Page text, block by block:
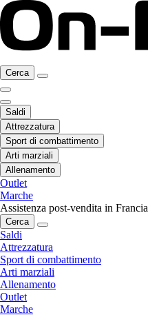
Cerca
Saldi
Attrezzatura
Sport di combattimento
Arti marziali
Allenamento
Outlet
Marche
Assistenza post-vendita in Francia
Cerca
Saldi
Attrezzatura
Sport di combattimento
Arti marziali
Allenamento
Outlet
Marche